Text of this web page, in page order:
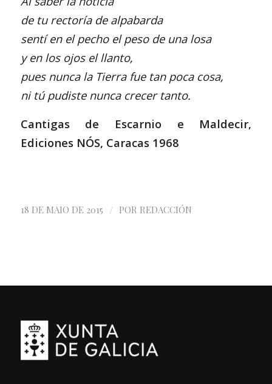
de tu rectoría de alpabarda
sentí en el pecho el peso de una losa
y en los ojos el llanto,
pues nunca la Tierra fue tan poca cosa,
ni tú pudiste nunca crecer tanto.
Cantigas de Escarnio e Maldecir,
Ediciones NÓS, Caracas 1968
18 DE MAIO DE 2015 / POR REDACCIÓN